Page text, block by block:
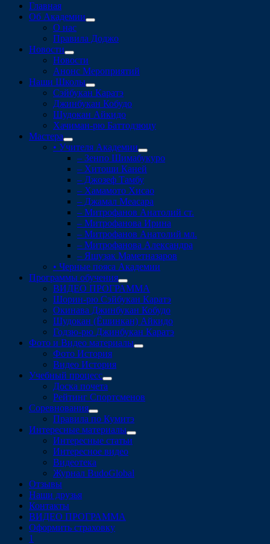
Главная
Об Академии
раскрыть
дочернее
меню
О нас
Правила Доджо
Новости
раскрыть
дочернее
меню
Новости
Анонс Мероприятий
Наши Школы
раскрыть
дочернее
меню
Сэйбукан Каратэ
Джинбукан Кобудо
Шудокан Айкидо
Хачиман-рю Баттодзюцу
Мастера
раскрыть
дочернее
меню
• Учителя Академии
раскрыть
дочернее
меню
– Зенпо Шимабукуро
– Хитоши Каней
– Джозеф Тамбу
– Хамамото Хисао
– Джамал Меасара
– Митрофанов Анатолий ст.
– Митрофанова Ирина
– Митрофанов Анатолий мл.
– Митрофанова Александра
– Яшузак Маметназаров
• Черные пояса Академии
Программы обучения
раскрыть
дочернее
меню
ВИДЕО ПРОГРАММА
Шорин-рю Сэйбукан Каратэ
Окинава Джинбукан Кобудо
Шудокан (Ёшинкан) Айкидо
Годзю-рю Джинбукан Каратэ
Фото и Видео материалы
раскрыть
Фото История
Видео История
Учебный процесс
раскрыть
дочернее
меню
Доска почета
Рейтинг Спортсменов
Соревнования
раскрыть
дочернее
меню
Правила по Кумитэ
Интересные материалы
раскрыть
дочернее
Интересные статьи
Интересное видео
Видеотека
Журнал BudoGlobal
Отзывы
Наши друзья
Контакты
ВИДЕО ПРОГРАММА
Оформить страховку
1